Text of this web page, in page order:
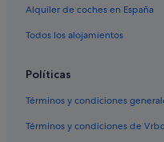
Alquiler de coches en España
Todos los alojamientos
Políticas
Términos y condiciones
Términos y condiciones de